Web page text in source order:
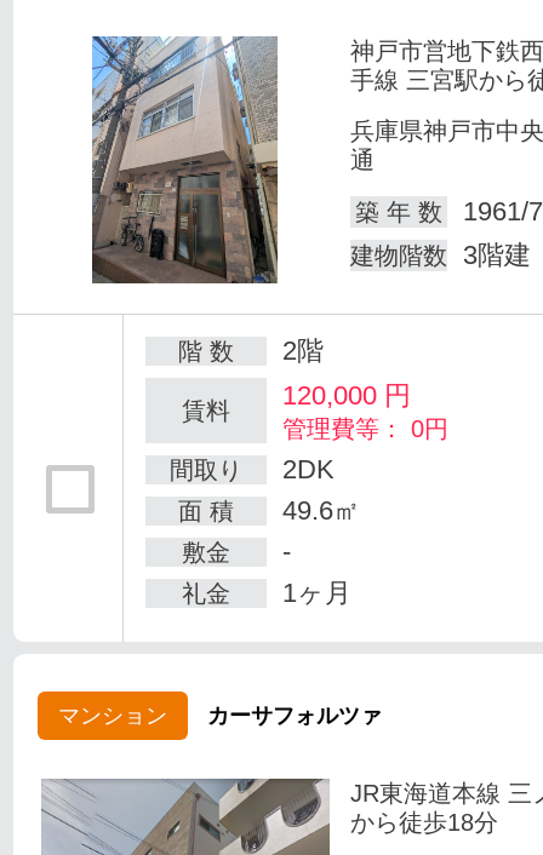
神戸市営地下鉄
手線 三宮駅から
兵庫県神戸市中
通
築 年 数
1961/
建物階数 3階建
階 数 2階
賃料 120,000 円
管理費等： 0円
間取り
2DK
面 積 49.6㎡
敷金 -
礼金 1ヶ月
マンション カーサフォルツァ
JR東海道本線 三
から徒歩18分